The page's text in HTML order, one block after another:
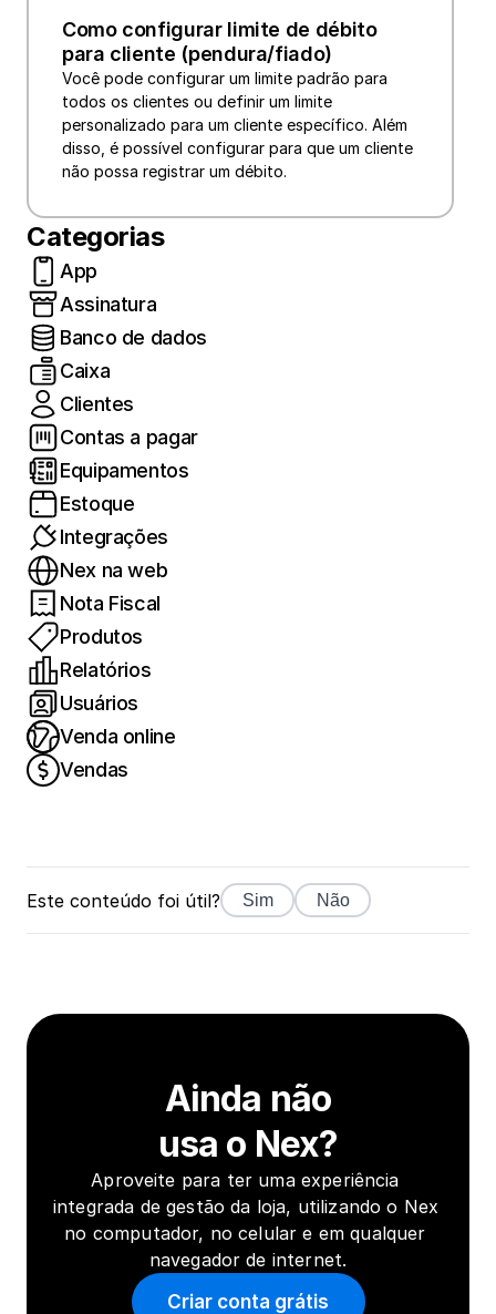
Como configurar limite de débito
para cliente (pendura/fiado)
Você pode configurar um limite padrão para
todos os clientes ou definir um limite
personalizado para um cliente específico. Além
disso, é possível configurar para que um cliente
não possa registrar um débito.
Categorias
App
Assinatura
Banco de dados
Caixa
Clientes
Contas a pagar
Equipamentos
Estoque
Integrações
Nex na web
Nota Fiscal
Produtos
Relatórios
Usuários
Venda online
Vendas
Este conteúdo foi útil? Sim Não
Ainda não
usa o Nex?
Aproveite para ter uma experiência
integrada de gestão da loja, utilizando o Nex
no computador, no celular e em qualquer
navegador de internet.
Criar conta grátis